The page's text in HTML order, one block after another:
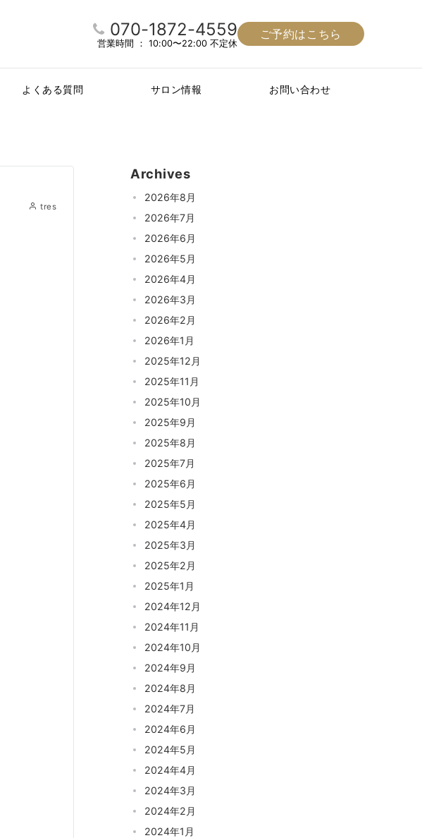
070-1872-4559
営業時間 ： 10:00〜22:00 不定休
ご予約はこちら
よくある質問 サロン情報 お問い合わせ
tres
Archives
2026年8月
2026年7月
2026年6月
2026年5月
2026年4月
2026年3月
2026年2月
2026年1月
2025年12月
2025年11月
2025年10月
2025年9月
2025年8月
2025年7月
2025年6月
2025年5月
2025年4月
2025年3月
2025年2月
2025年1月
2024年12月
2024年11月
2024年10月
2024年9月
2024年8月
2024年7月
2024年6月
2024年5月
2024年4月
2024年3月
2024年2月
2024年1月